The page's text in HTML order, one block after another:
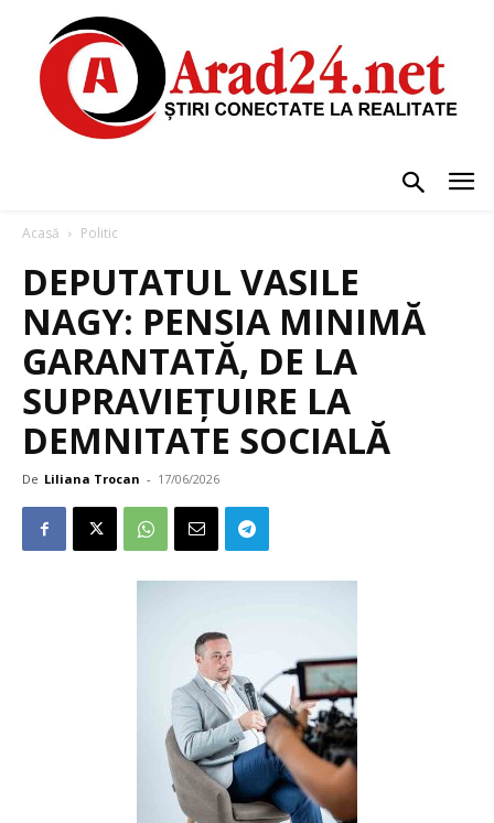
Acasă Politic
DEPUTATUL VASILE
NAGY: PENSIA MINIMĂ
GARANTATĂ, DE LA
SUPRAVIEȚUIRE LA
DEMNITATE SOCIALĂ
De Liliana Trocan - 17/06/2026